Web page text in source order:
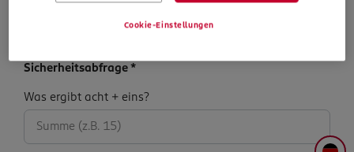
Datenschutzhinweise
Sicherheits­abfrage *
Sicherheits­
abfrage:
Was ergibt acht + eins?
Cookie-Einstellungen